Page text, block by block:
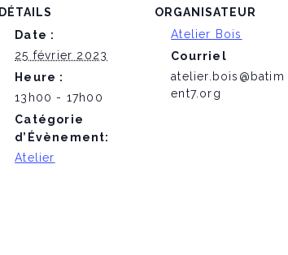
DÉTAILS
Date :
25 février 2023
Heure :
13h00 - 17h00
Catégorie
d’Évènement:
Atelier
ORGANISATEUR
Atelier Bois
Courriel
atelier.bois@batim
ent7.org